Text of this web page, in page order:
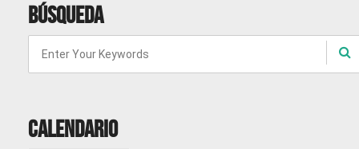
Búsqueda
Calendario